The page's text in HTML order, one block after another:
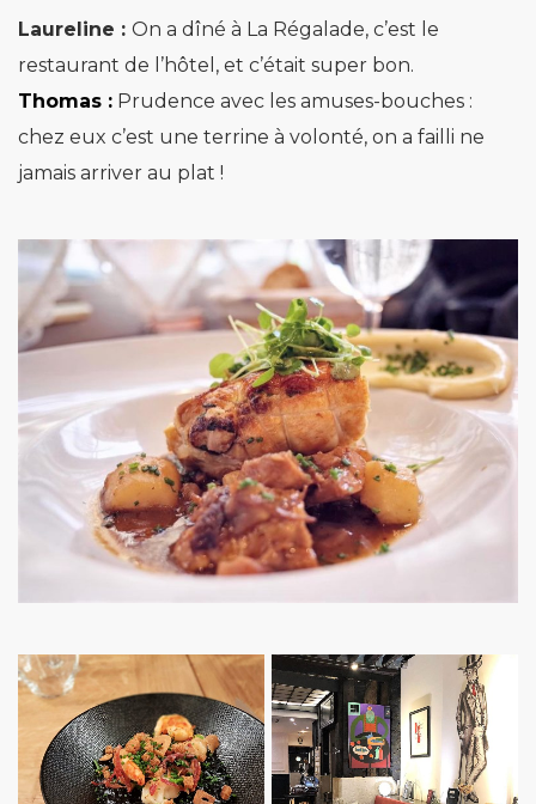
Laureline : On a dîné à La Régalade, c’est le
restaurant de l’hôtel, et c’était super bon.
Thomas : Prudence avec les amuses-bouches :
chez eux c’est une terrine à volonté, on a failli ne
jamais arriver au plat !